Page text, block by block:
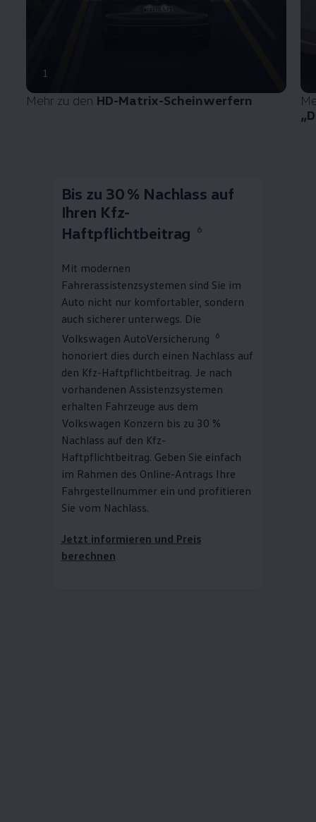
1
Mehr zu den HD-Matrix-Scheinwerfern
Bis zu 30 % Nachlass auf
Ihren Kfz-
Haftpflichtbeitrag
6
Mit modernen
Fahrerassistenzsystemen sind Sie im
Auto nicht nur komfortabler, sondern
auch sicherer unterwegs. Die
Volkswagen AutoVersicherung 6
honoriert dies durch einen Nachlass auf
den Kfz-Haftpflichtbeitrag. Je nach
vorhandenen Assistenzsystemen
erhalten Fahrzeuge aus dem
Volkswagen Konzern bis zu 30 %
Nachlass auf den Kfz-
Haftpflichtbeitrag. Geben Sie einfach
im Rahmen des Online-Antrags Ihre
Fahrgestellnummer ein und profitieren
Sie vom Nachlass.
Jetzt informieren und Preis
berechnen